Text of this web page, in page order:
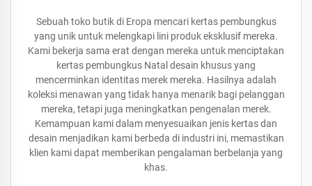
Sebuah toko butik di Eropa mencari kertas pembungkus
yang unik untuk melengkapi lini produk eksklusif mereka.
Kami bekerja sama erat dengan mereka untuk menciptakan
kertas pembungkus Natal desain khusus yang
mencerminkan identitas merek mereka. Hasilnya adalah
koleksi menawan yang tidak hanya menarik bagi pelanggan
mereka, tetapi juga meningkatkan pengenalan merek.
Kemampuan kami dalam menyesuaikan jenis kertas dan
desain menjadikan kami berbeda di industri ini, memastikan
klien kami dapat memberikan pengalaman berbelanja yang
khas.